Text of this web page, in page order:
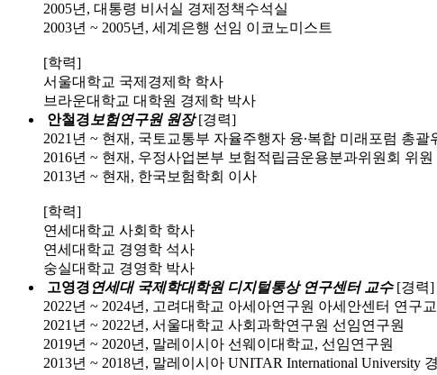
2005년, 대통령 비서실 경제정책수석실
2003년 ~ 2005년, 세계은행 선임 이코노미스트
[학력]
서울대학교 국제경제학 학사
브라운대학교 대학원 경제학 박사
안철경보험연구원 원장 [경력]
2021년 ~ 현재, 국토교통부 자율주행자 융∙복합 미래포럼 총괄
2016년 ~ 현재, 우정사업본부 보험적립금운용분과위원회 위원
2013년 ~ 현재, 한국보험학회 이사
[학력]
연세대학교 사회학 학사
연세대학교 경영학 석사
숭실대학교 경영학 박사
고영경 연세대 국제학대학원 디지털통상 연구센터 교수 [경력]
2022년 ~ 2024년, 고려대학교 아세아연구원 아세안센터 연구
2021년 ~ 2022년, 서울대학교 사회과학연구원 선임연구원
2019년 ~ 2020년, 말레이시아 선웨이대학교, 선임연구원
2013년 ~ 2018년, 말레이시아 UNITAR International University